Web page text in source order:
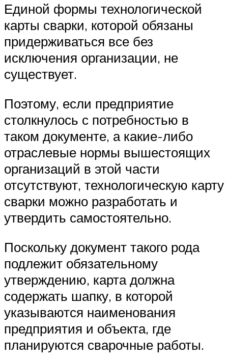
Единой формы технологической
карты сварки, которой обязаны
придерживаться все без
исключения организации, не
существует.
Поэтому, если предприятие
столкнулось с потребностью в
таком документе, а какие-либо
отраслевые нормы вышестоящих
организаций в этой части
отсутствуют, технологическую карту
сварки можно разработать и
утвердить самостоятельно.
Поскольку документ такого рода
подлежит обязательному
утверждению, карта должна
содержать шапку, в которой
указываются наименования
предприятия и объекта, где
планируются сварочные работы.